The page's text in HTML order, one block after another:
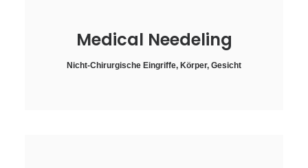
Medical Needeling
Nicht-Chirurgische Eingriffe, Körper, Gesicht